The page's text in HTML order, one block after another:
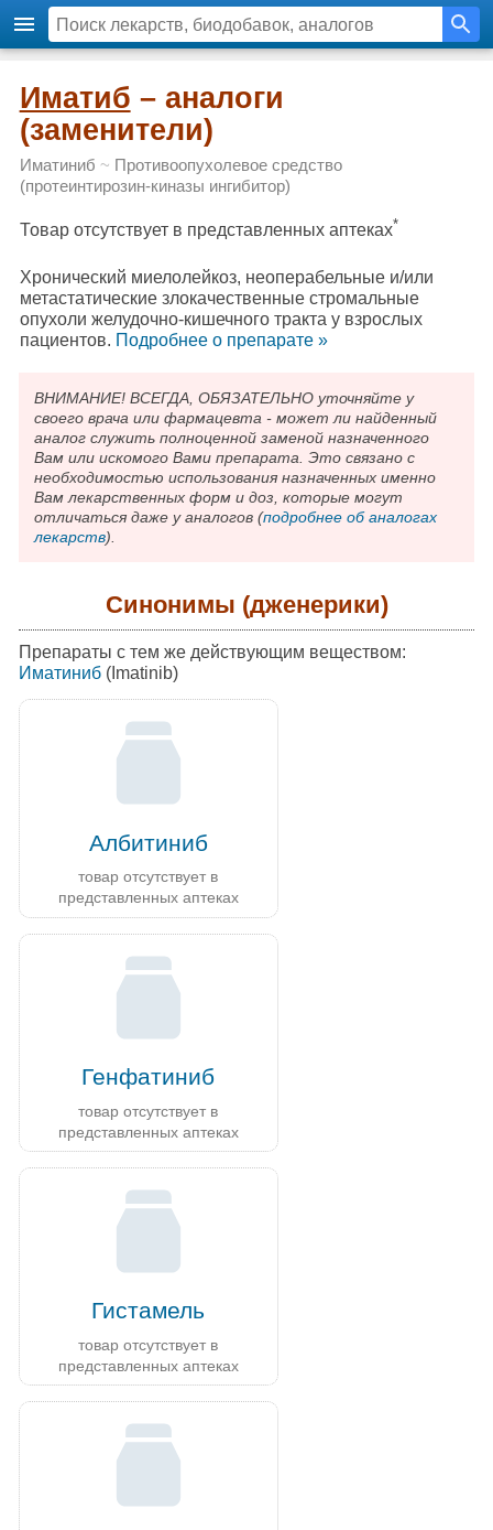
Иматиб – аналоги
(заменители)
Иматиниб ~ Противоопухолевое средство
(протеинтирозин-киназы ингибитор)
Товар отсутствует в представленных аптеках*
Хронический миелолейкоз, неоперабельные и/или
метастатические злокачественные стромальные
опухоли желудочно-кишечного тракта у взрослых
пациентов. Подробнee о препарате »
ВНИМАНИЕ! ВСЕГДА, ОБЯЗАТЕЛЬНО уточняйте у
своего врача или фармацевта - может ли найденный
аналог служить полноценной заменой назначенного
Вам или искомого Вами препарата. Это связано с
необходимостью использования назначенных именно
Вам лекарственных форм и доз, которые могут
отличаться даже у аналогов (подробнее об аналогах
лекарств).
Синонимы (дженерики)
Препараты с тем же действующим веществом:
Иматиниб(Imatinib)
Албитиниб
товар отсутствует в
представленных аптеках
Генфатиниб
товар отсутствует в
представленных аптеках
Гистамель
товар отсутствует в
представленных аптеках